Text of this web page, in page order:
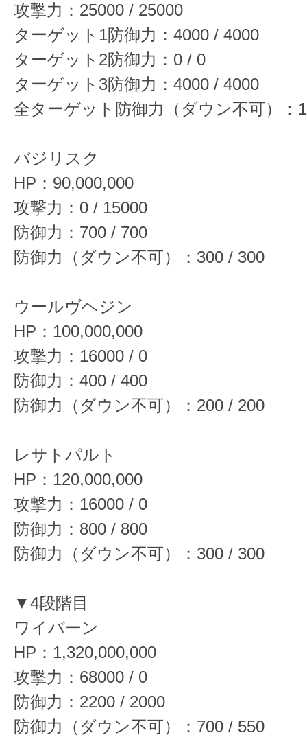
攻撃力：25000 / 25000
ターゲット1防御力：4000 / 4000
ターゲット2防御力：0 / 0
ターゲット3防御力：4000 / 4000
全ターゲット防御力（ダウン不可）：
バジリスク
HP：90,000,000
攻撃力：0 / 15000
防御力：700 / 700
防御力（ダウン不可）：300 / 300
ウールヴヘジン
HP：100,000,000
攻撃力：16000 / 0
防御力：400 / 400
防御力（ダウン不可）：200 / 200
レサトパルト
HP：120,000,000
攻撃力：16000 / 0
防御力：800 / 800
防御力（ダウン不可）：300 / 300
▼4段階目
ワイバーン
HP：1,320,000,000
攻撃力：68000 / 0
防御力：2200 / 2000
防御力（ダウン不可）：700 / 550